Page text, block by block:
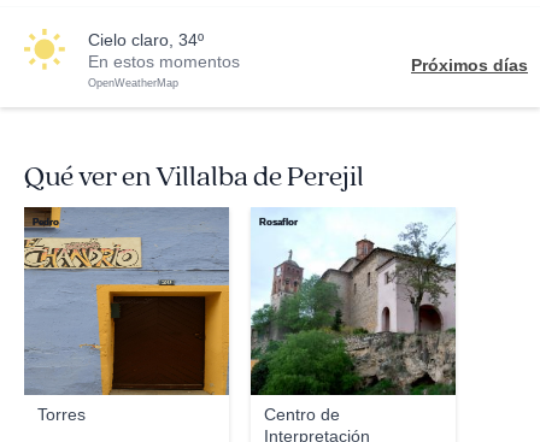
cielo claro, 34º
En estos momentos
OpenWeatherMap
Próximos días
Qué ver en Villalba de Perejil
Torres
Pedro
Centro de
Interpretación
Rosaflor